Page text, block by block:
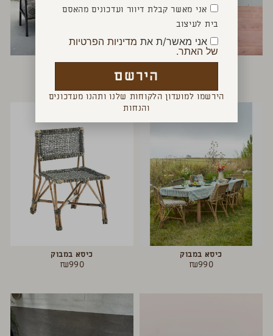
שידת לילה ספסל נורדי גולד
כיסא במבוק
₪990
כיסא במבוק
₪990
אני מאשר קבלת דיוור ועדכונים מהאסם
בית לעיצוב
אני מאשר/ת את מדיניות הפרטיות
של האתר.
הירשם
הירשמו למועדון הלקוחות שלנו ותהנו מעדכונים
והנחות